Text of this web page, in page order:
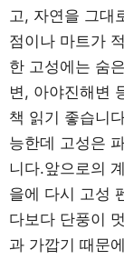
고, 자연을 그대
점이나 마트가
한 고성에는 숨
변, 아야진해변
책 읽기 좋습니
능한데 고성은
니다.앞으로의
을에 다시 고성
다보다 단풍이
과 가깝기 때문